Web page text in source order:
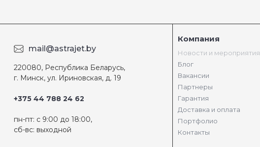
mail@astrajet.by
220080, Республика Беларусь,
г. Минск, ул. Ириновская, д. 19
+375 44 788 24 62
пн-пт: с 9:00 до 18:00,
сб-вс: выходной
Компания
Новости и мероприятия
Блог
Вакансии
Партнеры
Гарантия
Доставка и оплата
Портфолио
Контакты